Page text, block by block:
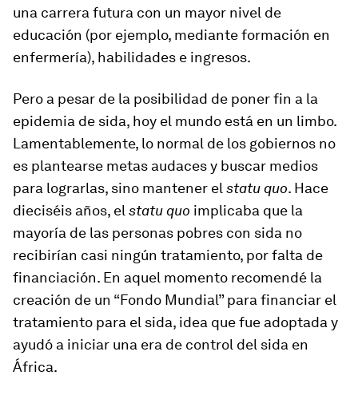
una carrera futura con un mayor nivel de
educación (por ejemplo, mediante formación en
enfermería), habilidades e ingresos.
Pero a pesar de la posibilidad de poner fin a la
epidemia de sida, hoy el mundo está en un limbo.
Lamentablemente, lo normal de los gobiernos no
es plantearse metas audaces y buscar medios
para lograrlas, sino mantener elstatu quo. Hace
dieciséis años, elstatu quo implicaba que la
mayoría de las personas pobres con sida no
recibirían casi ningún tratamiento, por falta de
financiación. En aquel momento recomendé la
creación de un “Fondo Mundial” para financiar el
tratamiento para el sida, idea que fue adoptada y
ayudó a iniciar una era de control del sida en
África.